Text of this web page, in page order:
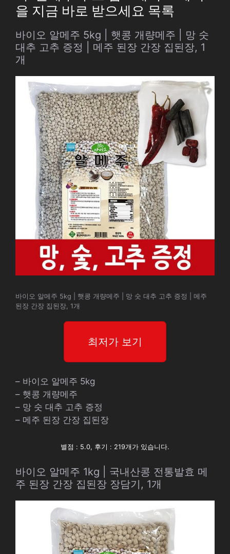
을 지금 바로 받으세요 목록
바이오 알메주 5kg | 햇콩 개량메주 | 망 숫
대추 고추 증정 | 메주 된장 간장 집된장, 1
개
바이오 알메주 5kg | 햇콩 개량메주 | 망 숫 대추 고추 증정 | 메주
된장 간장 집된장, 1개
최저가 보기
– 바이오 알메주 5kg
– 햇콩 개량메주
– 망 숫 대추 고추 증정
– 메주 된장 간장 집된장
별점 : 5.0, 후기 : 219개가 있습니다.
바이오 알메주 1kg | 국내산콩 전통발효 메
주 된장 간장 집된장 장담기, 1개